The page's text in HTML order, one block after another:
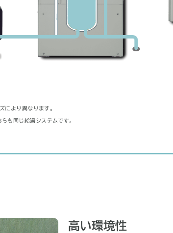
より異なります。
も同じ給湯システムです。
高い環境性